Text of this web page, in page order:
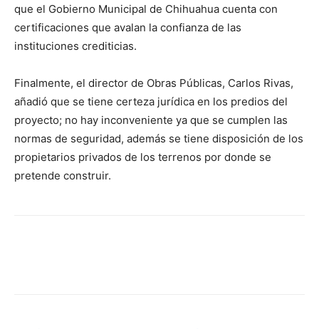
que el Gobierno Municipal de Chihuahua cuenta con
certificaciones que avalan la confianza de las
instituciones crediticias.
Finalmente, el director de Obras Públicas, Carlos Rivas,
añadió que se tiene certeza jurídica en los predios del
proyecto; no hay inconveniente ya que se cumplen las
normas de seguridad, además se tiene disposición de los
propietarios privados de los terrenos por donde se
pretende construir.